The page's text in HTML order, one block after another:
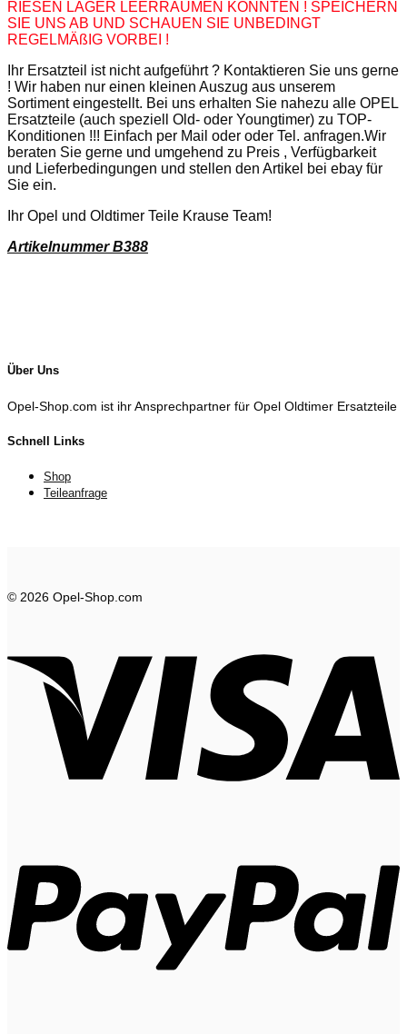
RIESEN LAGER LEERRÄUMEN KONNTEN ! SPEICHERN
SIE UNS AB UND SCHAUEN SIE UNBEDINGT
REGELMÄßIG VORBEI !
Ihr Ersatzteil ist nicht aufgeführt ? Kontaktieren Sie uns gerne
! Wir haben nur einen kleinen Auszug aus unserem
Sortiment eingestellt. Bei uns erhalten Sie nahezu alle OPEL
Ersatzteile (auch speziell Old- oder Youngtimer) zu TOP-
Konditionen !!! Einfach per Mail oder oder Tel. anfragen.Wir
beraten Sie gerne und umgehend zu Preis , Verfügbarkeit
und Lieferbedingungen und stellen den Artikel bei ebay für
Sie ein.
Ihr Opel und Oldtimer Teile Krause Team!
Artikelnummer B388
Über Uns
Opel-Shop.com ist ihr Ansprechpartner für Opel Oldtimer Ersatzteile
Schnell Links
Shop
Teileanfrage
© 2026 Opel-Shop.com